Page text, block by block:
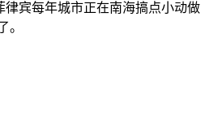
宾每年城市正在南海搞点小动
。